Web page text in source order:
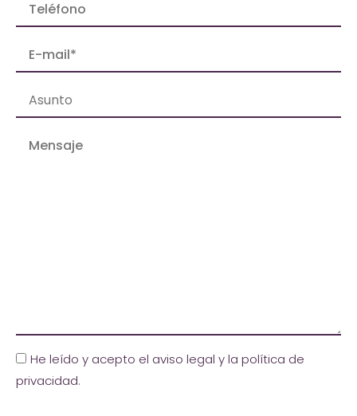
He leído y acepto el aviso legal y la política de
privacidad.